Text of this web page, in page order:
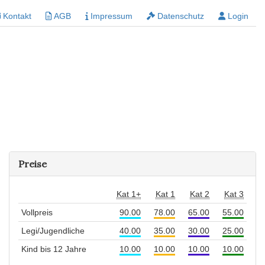
Kontakt AGB Impressum Datenschutz Login
Preise
Kat 1+ Kat 1 Kat 2
Kat 3
Vollpreis
90.00 78.00 65.00
55.00
Legi/Jugendliche
40.00 35.00 30.00
25.00
Kind bis 12 Jahre
10.00 10.00 10.00 10.00